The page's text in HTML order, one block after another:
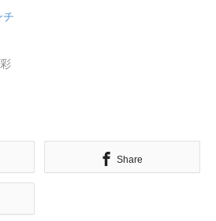
題解決コミュニティ【北海道オ
チ
Share